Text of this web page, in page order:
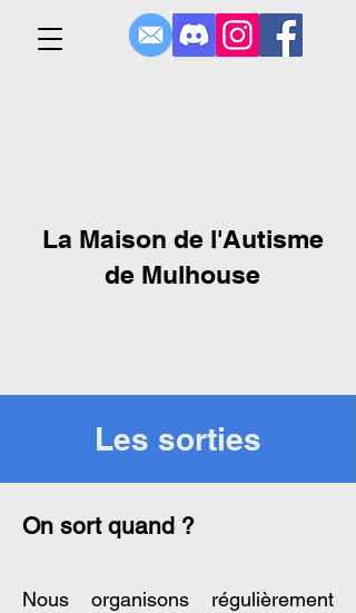
La Maison de l'Autisme
de Mulhouse
Les sorties
On sort quand ?
Nous organisons régulièrement